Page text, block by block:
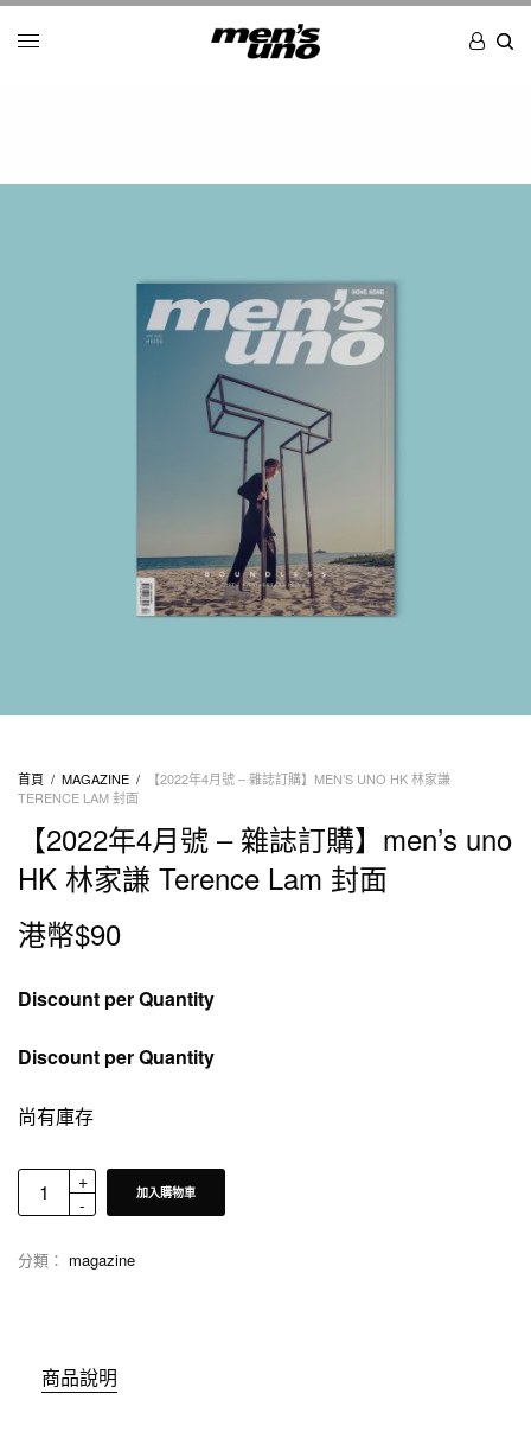
首頁 / MAGAZINE /
【2022年4月號 – 雜誌訂購】MEN’S UNO HK 林家謙
TERENCE LAM 封面
【2022年4月號 – 雜誌訂購】men’s uno
HK 林家謙 Terence Lam 封面
港幣$90
Discount per Quantity
Discount per Quantity
尚有庫存
加入購物車
分類： magazine
商品說明